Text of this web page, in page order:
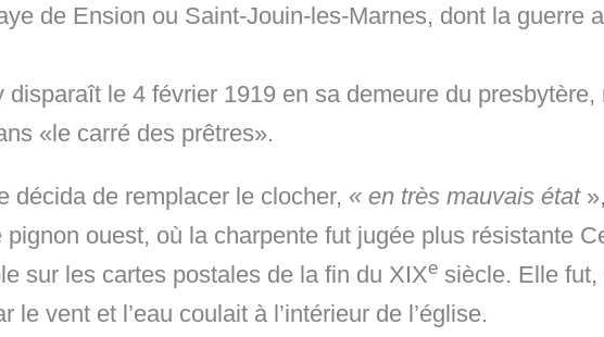
de Ension ou Saint-Jouin-les-Marnes, dont la guerre
le 4 février 1919 en sa demeure du
«le carré des prêtres».
décida de remplacer le clocher, « en très mauvais état
ouest, où la charpente fut jugée plus résistante
sur les cartes postales de la fin du XIXe siècle. Elle fut,
vent et l’eau coulait à l’intérieur de l’église.